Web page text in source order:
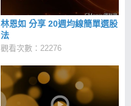
林恩如 分享 20週均線簡單選股
法
觀看次數：22276